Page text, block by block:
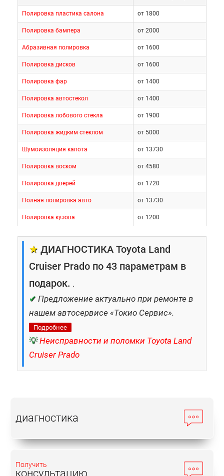
Полировка пластика салона от 1800
Полировка бампера от 2000
Абразивная полировка от 1600
Полировка дисков от 1600
Полировка фар от 1400
Полировка автостекол от 1400
Полировка лобового стекла от 1900
Полировка жидким стеклом от 5000
Шумоизоляция капота от 13730
Полировка воском от 4580
Полировка дверей от 1720
Полная полировка авто от 13730
Полировка кузова от 1200
★ ДИАГНОСТИКА Toyota Land
Cruiser Prado по 43 параметрам в
подарок. .
✔ Предложение актуально при ремонте в
нашем автосервисе «Токио Сервис».
Подробнее
💡 Неисправности и поломки Toyota Land
Cruiser Prado
диагностика
Получить
консультацию